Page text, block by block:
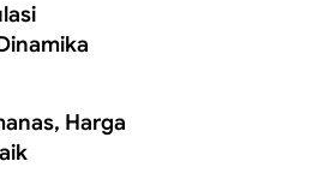
Harga